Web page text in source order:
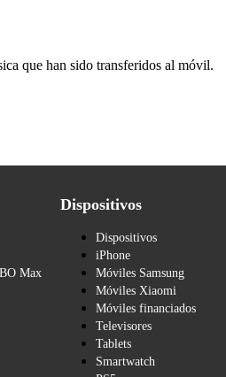
que han sido transferidos al móvil.
Max
Dispositivos
Dispositivos
iPhone
Móviles Samsung
Móviles Xiaomi
Móviles financiados
Televisores
Tablets
Smartwatch